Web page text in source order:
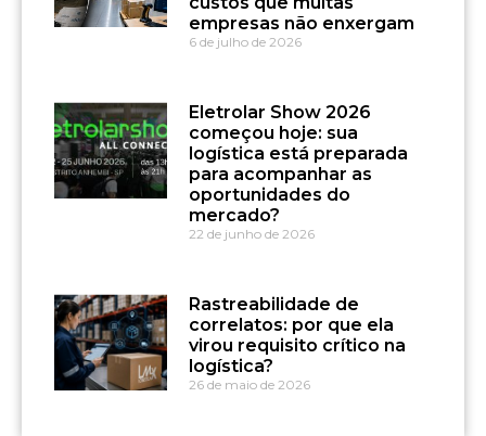
empresas não enxergam
6 de julho de 2026
Eletrolar Show 2026
começou hoje: sua
logística está preparada
para acompanhar as
oportunidades do
mercado?
22 de junho de 2026
Rastreabilidade de
correlatos: por que ela
virou requisito crítico na
logística?
26 de maio de 2026